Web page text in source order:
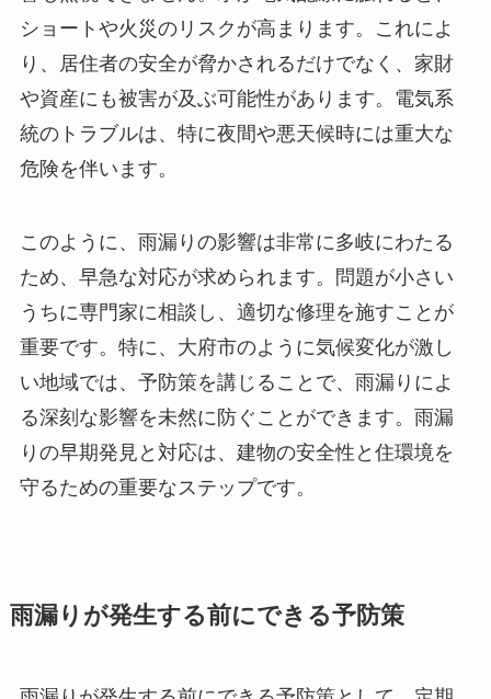
ショートや火災のリスクが高まります。これによ
り、居住者の安全が脅かされるだけでなく、家財
や資産にも被害が及ぶ可能性があります。電気系
統のトラブルは、特に夜間や悪天候時には重大な
危険を伴います。
このように、雨漏りの影響は非常に多岐にわたる
ため、早急な対応が求められます。問題が小さい
うちに専門家に相談し、適切な修理を施すことが
重要です。特に、大府市のように気候変化が激し
い地域では、予防策を講じることで、雨漏りによ
る深刻な影響を未然に防ぐことができます。雨漏
りの早期発見と対応は、建物の安全性と住環境を
守るための重要なステップです。
雨漏りが発生する前にできる予防策